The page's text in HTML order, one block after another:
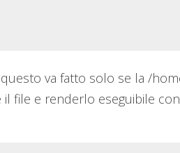
va fatto solo se la /
file e renderlo eseguibile